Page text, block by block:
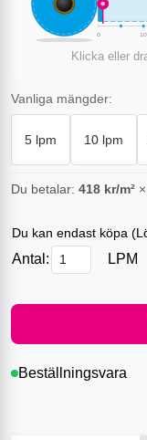
0 10
Klicka eller
Vanliga mängder:
5 lpm 10 lpm
Du betalar: 418 kr/m² ×
Du kan endast köpa (
Antal: LPM
Beställningsvara